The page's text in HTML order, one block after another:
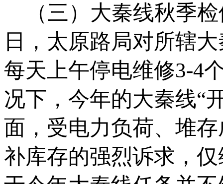
（三）大秦线秋季检
日，太原路局对所辖
每天上午停电维修3-4
况下，今年的大秦线“
面，受电力负荷、堆
补库存的强烈诉求，